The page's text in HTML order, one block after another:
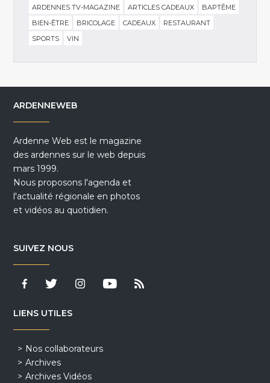
ARDENNES TV-MAGAZINE
ARTICLES CADEAUX
BAPTÊME
BIEN-ÊTRE
BRICOLAGE CADEAUX
RESTAURANT
SPORTS
VIN
ARDENNEWEB
Ardenne Web est le magazine
des ardennes sur le web depuis
mars 1999.
Nous proposons l'agenda et
l'actualité régionale en photos
et vidéos au quotidien.
SUIVEZ NOUS
LIENS UTILES
Nos collaborateurs
Archives
Archives Vidéos